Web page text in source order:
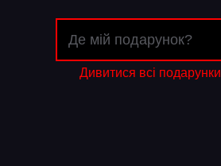
Дивитися всі подарунки